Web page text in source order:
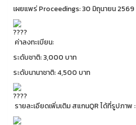
เผยแพร่ Proceedings: 30 มิถุนายน 2569
ค่าลงทะเบียน:
ระดับชาติ: 3,000 บาท
ระดับนานาชาติ: 4,500 บาท
รายละเอียดเพิ่มเติม สแกนQR ได้ที่รูปภาพ :